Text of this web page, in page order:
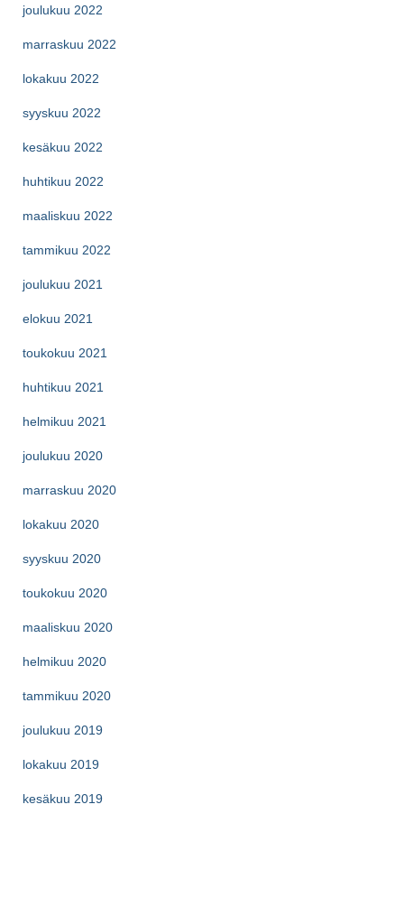
joulukuu 2022
marraskuu 2022
lokakuu 2022
syyskuu 2022
kesäkuu 2022
huhtikuu 2022
maaliskuu 2022
tammikuu 2022
joulukuu 2021
elokuu 2021
toukokuu 2021
huhtikuu 2021
helmikuu 2021
joulukuu 2020
marraskuu 2020
lokakuu 2020
syyskuu 2020
toukokuu 2020
maaliskuu 2020
helmikuu 2020
tammikuu 2020
joulukuu 2019
lokakuu 2019
kesäkuu 2019